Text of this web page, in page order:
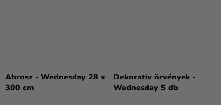
Abrosz - Wednesday 28 x
300 cm
Dekoratív örvények -
Wednesday 5 db